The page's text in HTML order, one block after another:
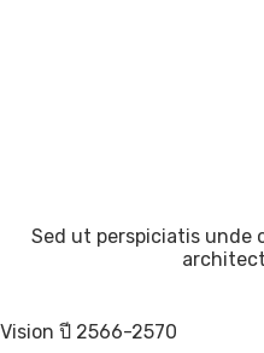
Sed ut perspiciatis unde
Vision ปี 2566-2570